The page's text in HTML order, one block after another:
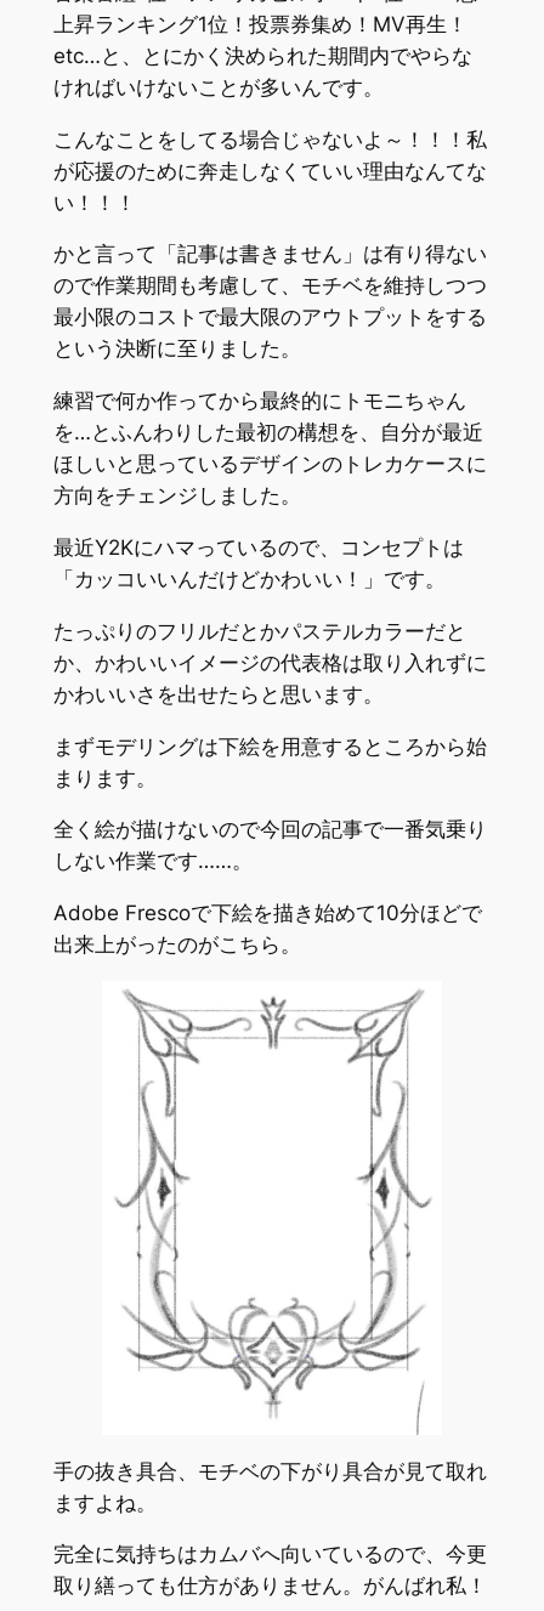
上昇ランキング1位！投票券集め！MV再生！
etc…と、とにかく決められた期間内でやらな
ければいけないことが多いんです。
こんなことをしてる場合じゃないよ～！！！私
が応援のために奔走しなくていい理由なんてな
い！！！
かと言って「記事は書きません」は有り得ない
ので作業期間も考慮して、モチベを維持しつつ
最小限のコストで最大限のアウトプットをする
という決断に至りました。
練習で何か作ってから最終的にトモニちゃん
を…とふんわりした最初の構想を、自分が最近
ほしいと思っているデザインのトレカケースに
方向をチェンジしました。
最近Y2Kにハマっているので、コンセプトは
「カッコいいんだけどかわいい！」です。
たっぷりのフリルだとかパステルカラーだと
か、かわいいイメージの代表格は取り入れずに
かわいいさを出せたらと思います。
まずモデリングは下絵を用意するところから始
まります。
全く絵が描けないので今回の記事で一番気乗り
しない作業です……。
Adobe Frescoで下絵を描き始めて10分ほどで
出来上がったのがこちら。
手の抜き具合、モチベの下がり具合が見て取れ
ますよね。
完全に気持ちはカムバへ向いているので、今更
取り繕っても仕方がありません。がんばれ私！